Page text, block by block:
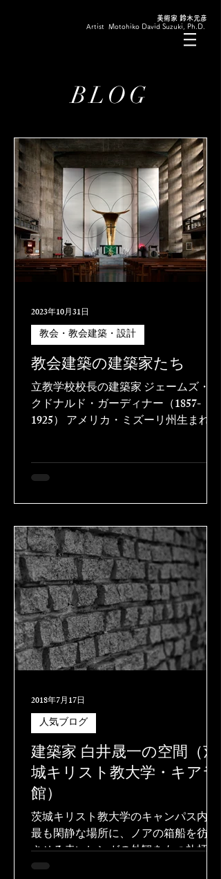
美術家 鈴木元彦
Artist Motohiko David Suzuki, Ph.D.
BLOG
教会建築の建築家たち
立教学校校長の建築家 ジェームズ・マ
クドナルド・ガーディナー（1857-
1925） アメリカ・ミズーリ州生まれ。
し、教育の傍ら建築の改善に尽力す
なり、学校、教会、個人住宅と幅
教会・教会建築・設計
2023年10月31日
建築家 白井晟一の空間（茨
城キリスト教大学・キアラ
館）
茨城キリスト教大学のキャンパス内で
最も閑静な場所に、ノアの箱船を彷彿
させる赤いレンガの外観をもつ礼拝堂
《サンタ・キアラ館》がある。
人気ブログ
2018年7月17日